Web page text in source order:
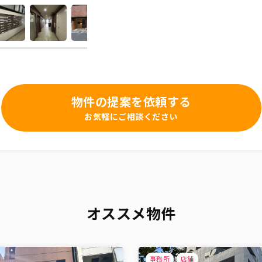
物件の提案を依頼する
お気軽にご相談ください
オススメ物件
事務所 店舗